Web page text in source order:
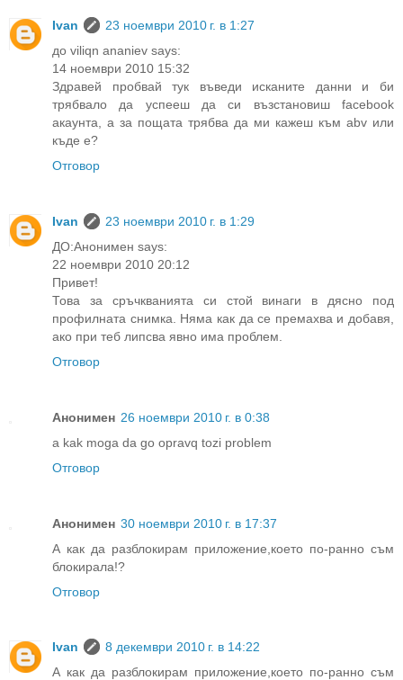
Ivan
23 ноември 2010 г. в 1:27
до viliqn ananiev says:
14 ноември 2010 15:32
Здравей пробвай тук въведи исканите данни и би
трябвало да успееш да си възстановиш facebook
акаунта, а за пощата трябва да ми кажеш към abv или
къде е?
Отговор
Ivan
23 ноември 2010 г. в 1:29
ДО:Анонимен says:
22 ноември 2010 20:12
Привет!
Това за сръчкванията си стой винаги в дясно под
профилната снимка. Няма как да се премахва и добавя,
ако при теб липсва явно има проблем.
Отговор
Анонимен 26 ноември 2010 г. в 0:38
a kak moga da go opravq tozi problem
Отговор
Анонимен 30 ноември 2010 г. в 17:37
А как да разблокирам приложение,което по-ранно съм
блокирала!?
Отговор
Ivan
8 декември 2010 г. в 14:22
А как да разблокирам приложение,което по-ранно съм